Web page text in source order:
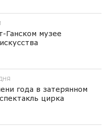
Ганском музее
года в затерянном
цирка